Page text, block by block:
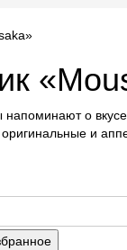
напоминают о
и